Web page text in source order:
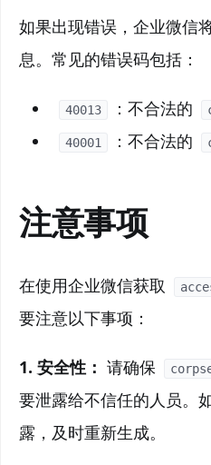
如果出现错误，企业微信
息。常见的错误码包括：
40013 ：不合法的
40001 ：不合法的
注意事项
在使用企业微信获取
要注意以下事项：
1. 安全性： 请确保
要泄露给不信任的人员。
露，及时重新生成。